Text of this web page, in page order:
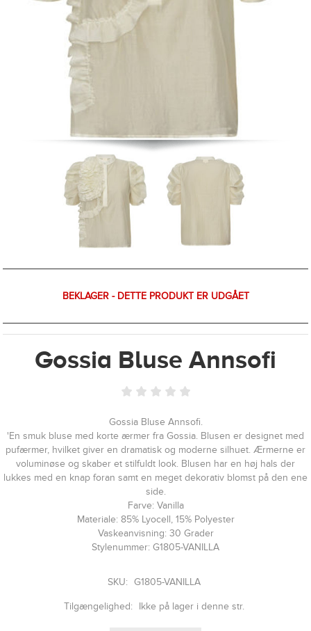
BEKLAGER - DETTE PRODUKT ER UDGÅET
Gossia Bluse Annsofi
Gossia Bluse Annsofi.
'En smuk bluse med korte ærmer fra Gossia. Blusen er designet med
pufærmer, hvilket giver en dramatisk og moderne silhuet. Ærmerne er
voluminøse og skaber et stilfuldt look. Blusen har en høj hals der
lukkes med en knap foran samt en meget dekorativ blomst på den ene
side.
Farve: Vanilla
Materiale: 85% Lyocell, 15% Polyester
Vaskeanvisning: 30 Grader
Stylenummer: G1805-VANILLA
SKU: G1805-VANILLA
Tilgængelighed: Ikke på lager i denne str.